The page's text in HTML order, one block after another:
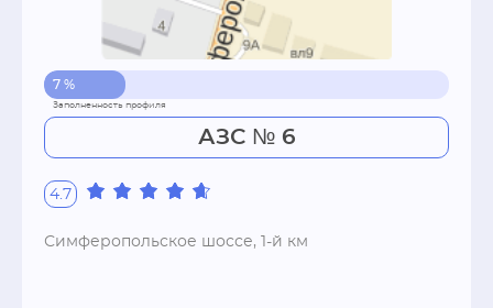
7 %
АЗС № 6
4.7
Симферопольское шоссе, 1-й км